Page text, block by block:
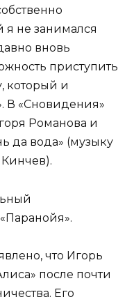
я не занимался
вновь
приступить
который и
В «Сновидения»
Романова и
да вода» (музыку
что Игорь
после почти
Его